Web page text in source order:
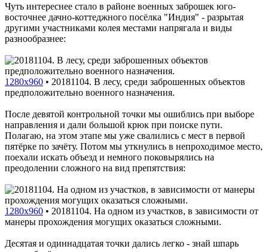
Чуть интереснее стало в районе военных заброшек юго-
восточнее дачно-коттеджного посёлка "Индия" - разрытая
другими участниками колея местами напрягала и виды
разнообразнее:
1280x960 • 20181104. В лесу, среди заброшенных объектов
предположительно военного назначения.
После девятой контрольной точки мы ошиблись при выборе
направления и дали большой крюк при поиске пути.
Полагаю, на этом этапе мы уже свалились с мест в первой
пятёрке по зачёту. Потом мы уткнулись в непроходимое место,
поехали искать объезд и немного поковырялись на
преодолении сложного на вид препятствия:
1280x960 • 20181104. На одном из участков, в зависимости от
манеры прохождения могущих оказаться сложными.
Десятая и одиннадцатая точки дались легко - знай шпарь